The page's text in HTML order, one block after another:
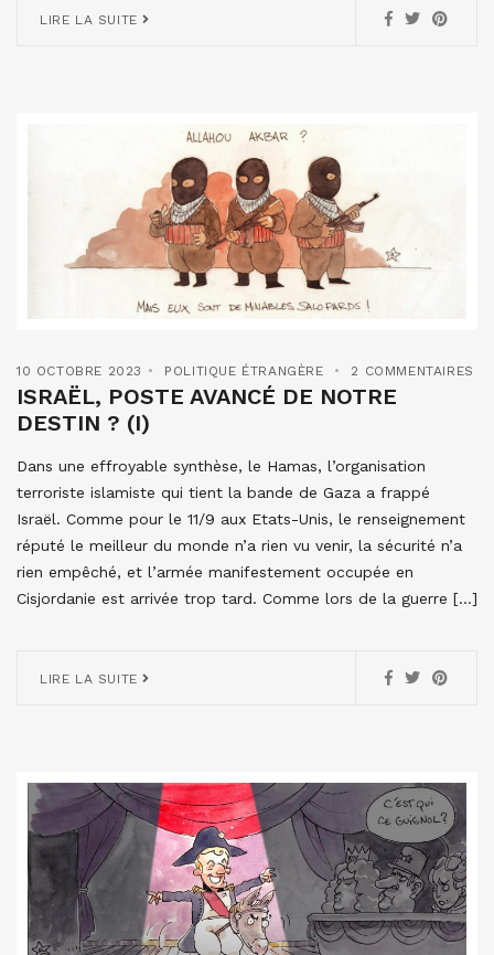
LIRE LA SUITE
10 OCTOBRE 2023 POLITIQUE ÉTRANGÈRE 2 COMMENTAIRES
ISRAËL, POSTE AVANCÉ DE NOTRE
DESTIN ? (I)
Dans une effroyable synthèse, le Hamas, l’organisation
terroriste islamiste qui tient la bande de Gaza a frappé
Israël. Comme pour le 11/9 aux Etats-Unis, le renseignement
réputé le meilleur du monde n’a rien vu venir, la sécurité n’a
rien empêché, et l’armée manifestement occupée en
Cisjordanie est arrivée trop tard. Comme lors de la guerre […]
LIRE LA SUITE